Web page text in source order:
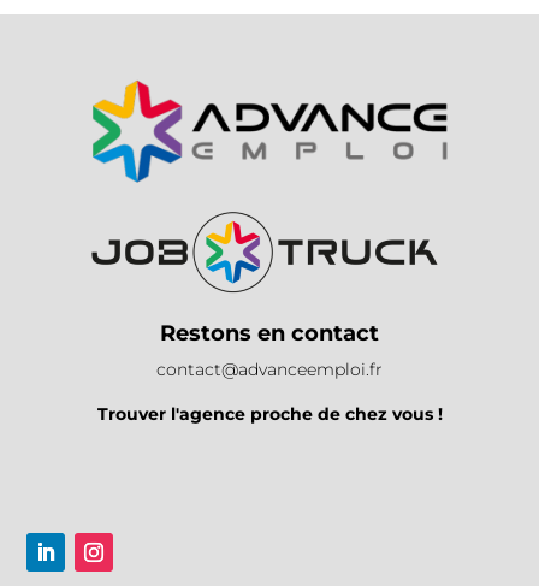
Restons en contact
contact@advanceemploi.fr
Trouver l'agence proche de chez vous !